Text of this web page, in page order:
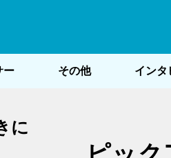
ー その他 インタ
に